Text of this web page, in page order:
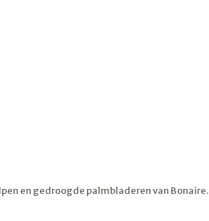
en gedroogde palmbladeren van Bonaire.